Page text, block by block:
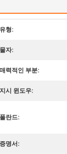
유형:
물자:
매력적인 부분:
지시 윈도우:
폴란드:
증명서: